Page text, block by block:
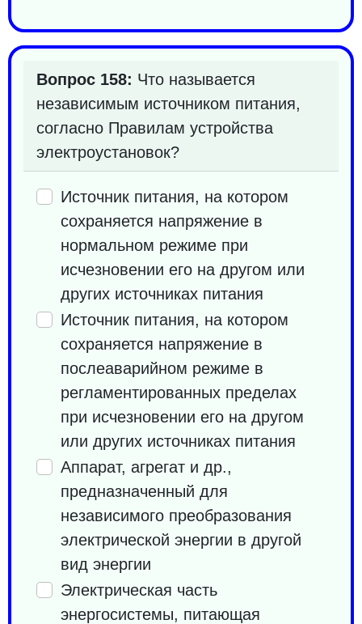
Вопрос 158: Что называется
независимым источником питания,
согласно Правилам устройства
электроустановок?
Источник питания, на котором
сохраняется напряжение в
нормальном режиме при
исчезновении его на другом или
других источниках питания
Источник питания, на котором
сохраняется напряжение в
послеаварийном режиме в
регламентированных пределах
при исчезновении его на другом
или других источниках питания
Аппарат, агрегат и др.,
предназначенный для
независимого преобразования
электрической энергии в другой
вид энергии
Электрическая часть
энергосистемы, питающая